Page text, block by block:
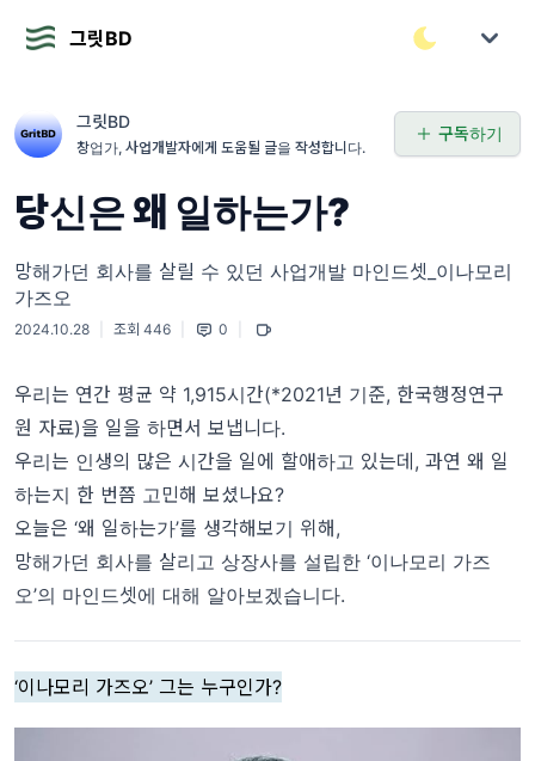
그릿BD
그릿BD
창업가, 사업개발자에게 도움될 글을 작성합니다.
구독하기
당신은 왜 일하는가?
망해가던 회사를 살릴 수 있던 사업개발 마인드셋_이나모리
가즈오
2024.10.28 조회 446 0
우리는 연간 평균 약 1,915시간(*2021년 기준, 한국행정연구
원 자료)을 일을 하면서 보냅니다.
우리는 인생의 많은 시간을 일에 할애하고 있는데, 과연 왜 일
하는지 한 번쯤 고민해 보셨나요?
오늘은 ‘왜 일하는가’를 생각해보기 위해,
망해가던 회사를 살리고 상장사를 설립한 ‘이나모리 가즈
오’의 마인드셋에 대해 알아보겠습니다.
‘이나모리 가즈오’ 그는 누구인가?